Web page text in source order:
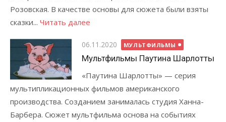
Розовская. В качестве основы для сюжета были взяты
сказки... Читать далее
Posted
on
06.11.2020 МУЛЬТФИЛЬМЫ
Мультфильмы Паутина Шарлотты
«Паутина Шарлотты» — серия
мультипликационных фильмов американского
производства. Созданием занималась студия Ханна-
Барбера. Сюжет мультфильма основа на событиях